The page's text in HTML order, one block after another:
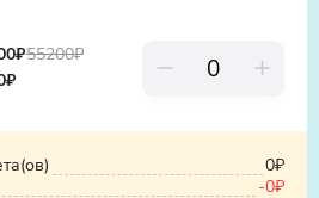
₽55200₽
₽
0₽
-0₽